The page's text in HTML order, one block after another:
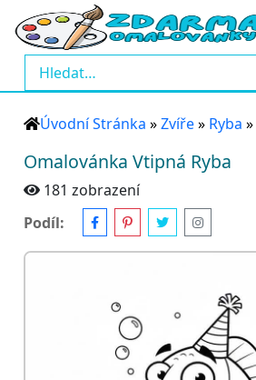
Úvodní Stránka »Zvíře» Ryba »
Omalovánka Vtipná Ryba
181 zobrazení
Podíl: